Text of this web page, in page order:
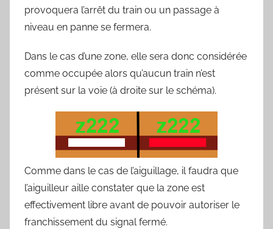
provoquera l’arrêt du train ou un passage à
niveau en panne se fermera.
Dans le cas d’une zone, elle sera donc considérée
comme occupée alors qu’aucun train n’est
présent sur la voie (à droite sur le schéma).
Comme dans le cas de l’aiguillage, il faudra que
l’aiguilleur aille constater que la zone est
effectivement libre avant de pouvoir autoriser le
franchissement du signal fermé.